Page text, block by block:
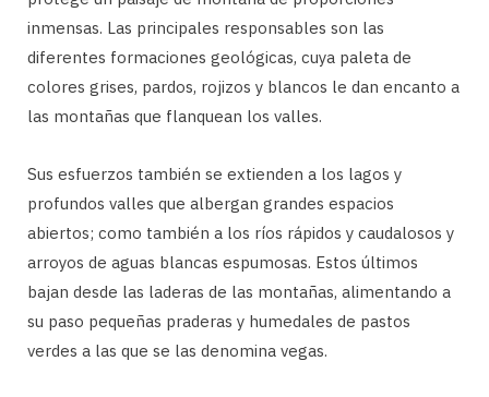
inmensas. Las principales responsables son las
diferentes formaciones geológicas, cuya paleta de
colores grises, pardos, rojizos y blancos le dan encanto a
las montañas que flanquean los valles.
Sus esfuerzos también se extienden a los lagos y
profundos valles que albergan grandes espacios
abiertos; como también a los ríos rápidos y caudalosos y
arroyos de aguas blancas espumosas. Estos últimos
bajan desde las laderas de las montañas, alimentando a
su paso pequeñas praderas y humedales de pastos
verdes a las que se las denomina vegas.